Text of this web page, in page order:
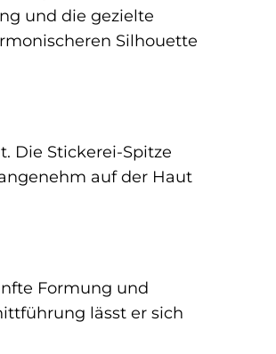
und die gezielte
Silhouette
Die Stickerei-Spitze
auf der Haut
Formung und
lässt er sich